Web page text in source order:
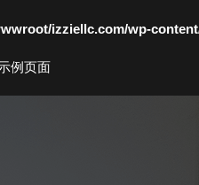
izziellc.com/wp-
例页面